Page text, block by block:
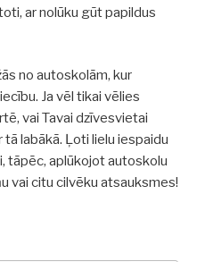
ar nolūku gūt papildus
no autoskolām, kur
Ja vēl tikai vēlies
vai Tavai dzīvesvietai
labākā. Ļoti lielu iespaidu
tāpēc, aplūkojot autoskolu
vai citu cilvēku atsauksmes!